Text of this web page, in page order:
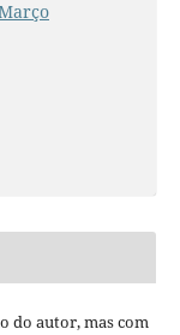
do autor, mas com